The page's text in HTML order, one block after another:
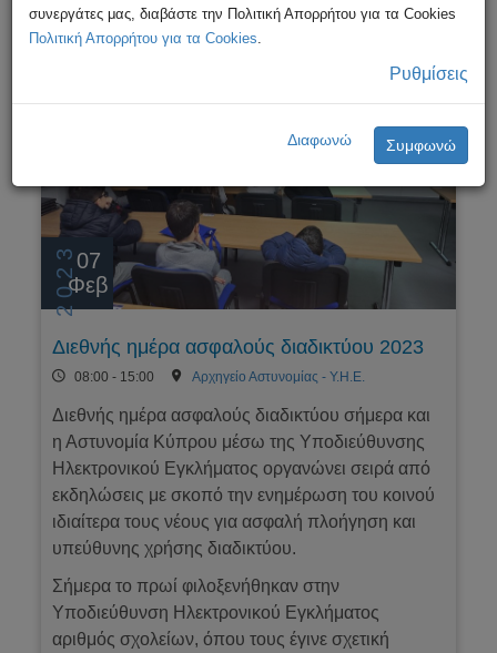
Διεθνής ημέρα ασφαλούς διαδικτύου 2023
202307
Φεβ
Διεθνής ημέρα ασφαλούς διαδικτύου 2023
08:00 - 15:00 Αρχηγείο Αστυνομίας - Υ.Η.Ε.
Διεθνής ημέρα ασφαλούς διαδικτύου σήμερα και
η Αστυνομία Κύπρου μέσω της Υποδιεύθυνσης
Ηλεκτρονικού Εγκλήματος οργανώνει σειρά από
εκδηλώσεις με σκοπό την ενημέρωση του κοινού
ιδιαίτερα τους νέους για ασφαλή πλοήγηση και
υπεύθυνης χρήσης διαδικτύου.
Σήμερα το πρωί φιλοξενήθηκαν στην
Υποδιεύθυνση Ηλεκτρονικού Εγκλήματος
αριθμός σχολείων, όπου τους έγινε σχετική
συνεργάτες μας, διαβάστε την Πολιτική Απορρήτου για τα Cookies
Πολιτική Απορρήτου για τα Cookies.
Ρυθμίσεις
Διαφωνώ Συμφωνώ